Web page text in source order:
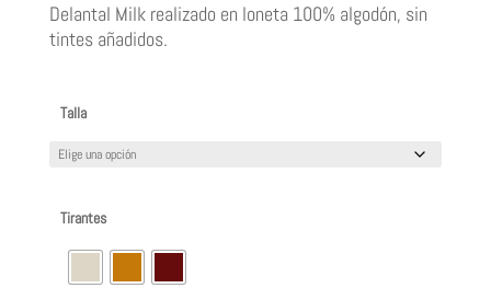
Delantal Milk realizado en loneta 100% algodón, sin
tintes añadidos.
Talla
Tirantes